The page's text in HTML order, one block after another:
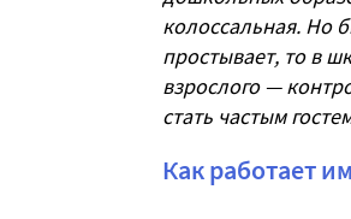
колоссальная. Но
простывает, то в
взрослого —
стать частым
Как работает